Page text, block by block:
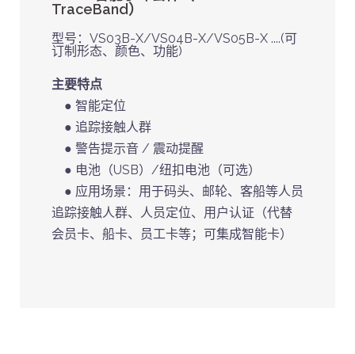
TraceBand）
型号：VS03B-X/VS04B-X/VS05B-X ....(可
订制形态、颜色、功能)
主要特点
● 智能定位
● 追踪接触人群
● 警告提示音 / 震动提醒
● 电池（USB）/纽扣电池（可选）
● 应用场景：用于码头、邮轮、客船等人员
追踪接触人群、人员定位、用户认证（代替
会员卡、船卡、员工卡等；可集成智能卡）